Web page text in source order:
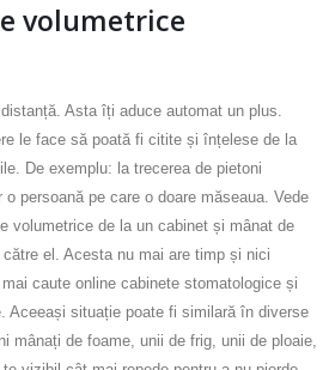
volumetrice
Asta îți aduce automat un plus.
le face să poată fi citite și înțelese de la
De exemplu: la trecerea de pietoni
persoană pe care o doare măseaua. Vede
volumetrice de la un cabinet și mânat de
el. Acesta nu mai are timp și nici
caute online cabinete stomatologice și
Aceeași situație poate fi similară în diverse
mânați de foame, unii de frig, unii de ploaie,